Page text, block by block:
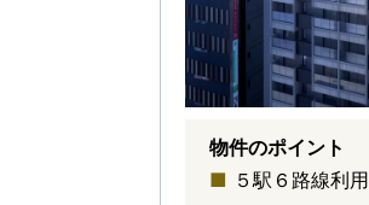
物件のポイント
５駅６路線利